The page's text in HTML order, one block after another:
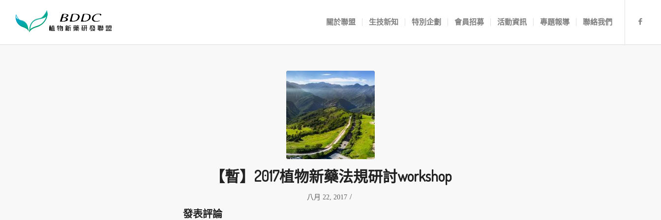
關於聯盟 生技新知 特別企劃 會員招募 活動資訊 專題報導 聯絡我們
【暫】2017植物新藥法規研討workshop
八月 22, 2017 /
發表評論